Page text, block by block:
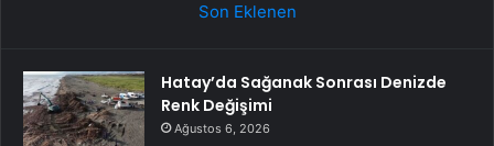
Son Eklenen
Hatay’da Sağanak Sonrası Denizde
Renk Değişimi
Ağustos 6, 2026